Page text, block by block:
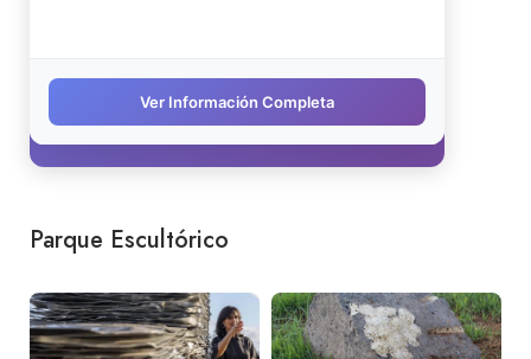
Parque Escultórico